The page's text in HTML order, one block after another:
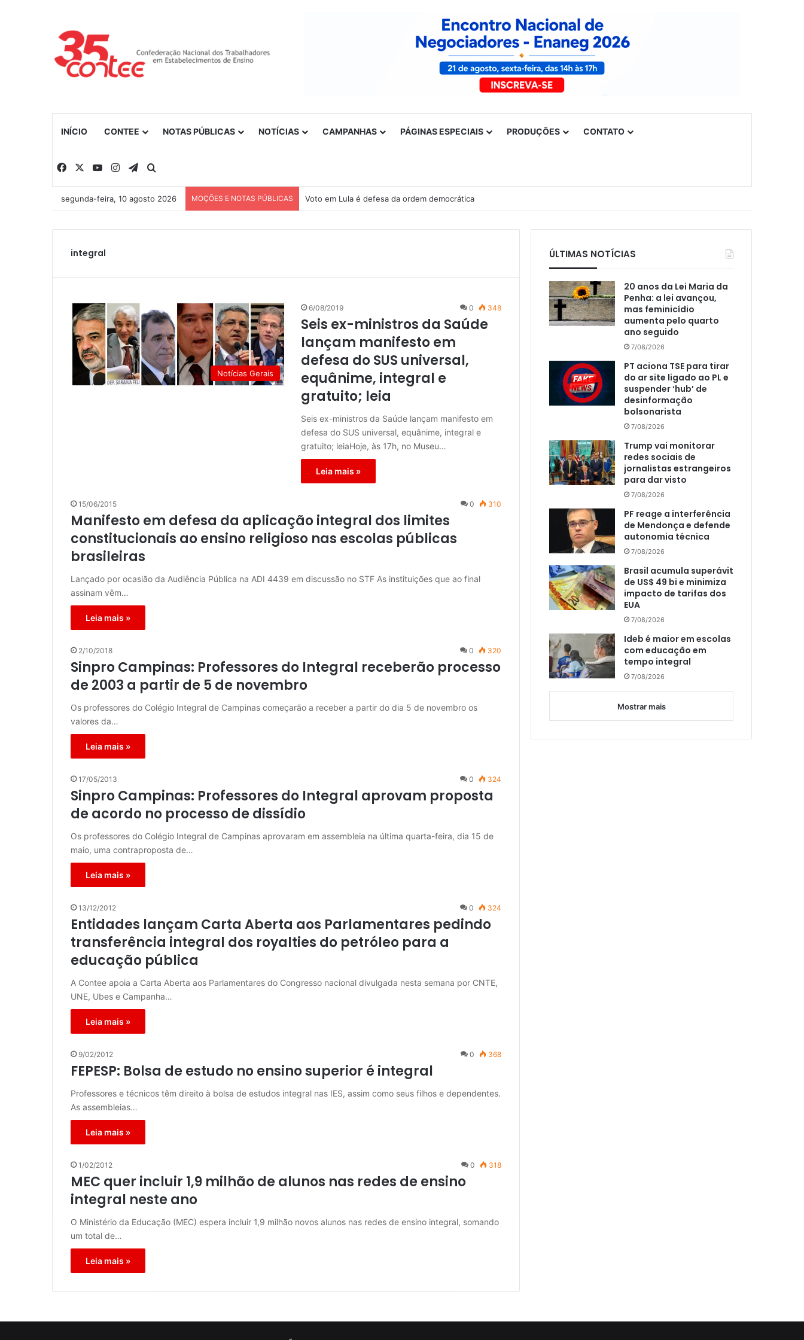
INÍCIO CONTEE NOTAS PÚBLICAS NOTÍCIAS CAMPANHAS PÁGINAS ESPECIAIS PRODUÇÕES CONTATO
Facebook YouTubeInstagramTelegram
segunda-feira, 10 agosto 2026 MOÇÕES E NOTAS PÚBLICAS Voto em Lula é defesa da ordem democrática
integral
Notícias Gerais
6/08/2019 0 348
Seis ex-ministros da Saúde
lançam manifesto em
defesa do SUS universal,
equânime, integral e
gratuito; leia
Seis ex-ministros da Saúde lançam manifesto em
defesa do SUS universal, equânime, integral e
gratuito; leiaHoje, às 17h, no Museu…
Leia mais »
15/06/2015 0 310
Manifesto em defesa da aplicação integral dos limites
constitucionais ao ensino religioso nas escolas públicas
brasileiras
Lançado por ocasião da Audiência Pública na ADI 4439 em discussão no STF As instituições que ao final
assinam vêm…
Leia mais »
2/10/2018 0 320
Sinpro Campinas: Professores do Integral receberão processo
de 2003 a partir de 5 de novembro
Os professores do Colégio Integral de Campinas começarão a receber a partir do dia 5 de novembro os
valores da…
Leia mais »
17/05/2013 0 324
Sinpro Campinas: Professores do Integral aprovam proposta
de acordo no processo de dissídio
Os professores do Colégio Integral de Campinas aprovaram em assembleia na última quarta-feira, dia 15 de
maio, uma contraproposta de…
Leia mais »
13/12/2012 0 324
Entidades lançam Carta Aberta aos Parlamentares pedindo
transferência integral dos royalties do petróleo para a
educação pública
A Contee apoia a Carta Aberta aos Parlamentares do Congresso nacional divulgada nesta semana por CNTE,
UNE, Ubes e Campanha…
Leia mais »
9/02/2012 0 368
FEPESP: Bolsa de estudo no ensino superior é integral
Professores e técnicos têm direito à bolsa de estudos integral nas IES, assim como seus filhos e dependentes.
As assembleias…
Leia mais »
1/02/2012 0 318
MEC quer incluir 1,9 milhão de alunos nas redes de ensino
integral neste ano
O Ministério da Educação (MEC) espera incluir 1,9 milhão novos alunos nas redes de ensino integral, somando
um total de…
Leia mais »
ÚLTIMAS NOTÍCIAS
20 anos da Lei Maria da
Penha: a lei avançou,
mas feminicídio
aumenta pelo quarto
ano seguido
7/08/2026
PT aciona TSE para tirar
do ar site ligado ao PL e
suspender ‘hub’ de
desinformação
bolsonarista
7/08/2026
Trump vai monitorar
redes sociais de
jornalistas estrangeiros
para dar visto
7/08/2026
PF reage a interferência
de Mendonça e defende
autonomia técnica
7/08/2026
Brasil acumula superávit
de US$ 49 bi e minimiza
impacto de tarifas dos
EUA
7/08/2026
Ideb é maior em escolas
com educação em
tempo integral
7/08/2026
Mostrar mais